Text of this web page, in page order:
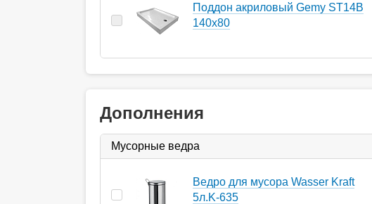
Поддон акриловый Gemy ST14B
140x80
Дополнения
Мусорные ведра
Ведро для мусора Wasser Kraft
5л.K-635